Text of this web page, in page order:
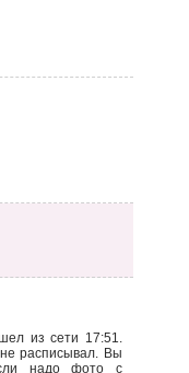
из сети 17:51.
расписывал. Вы
надо фото с